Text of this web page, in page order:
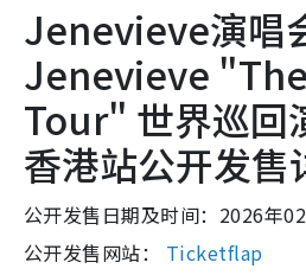
Jenevieve演唱
Jenevieve "The
Tour" 世界巡回
香港站公开发售
公开发售日期及时间：2026年
公开发售网站： Ticketflap